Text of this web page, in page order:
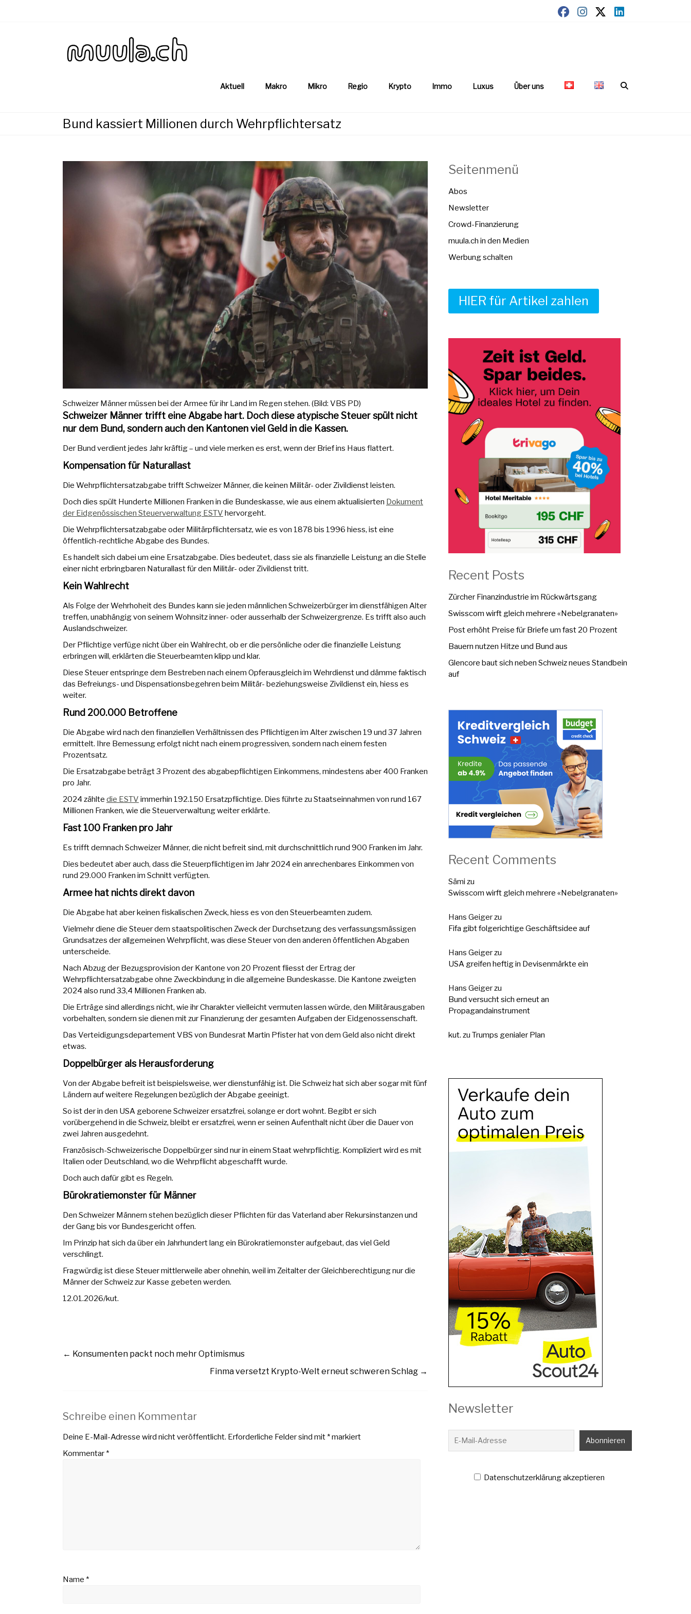
Aktuell Makro Mikro Regio Krypto Immo Luxus Über uns
Bund kassiert Millionen durch Wehrpflichtersatz
Schweizer Männer müssen bei der Armee für ihr Land im Regen stehen. (Bild: VBS PD)
Schweizer Männer trifft eine Abgabe hart. Doch diese atypische Steuer spült nicht
nur dem Bund, sondern auch den Kantonen viel Geld in die Kassen.
Der Bund verdient jedes Jahr kräftig – und viele merken es erst, wenn der Brief ins Haus flattert.
Kompensation für Naturallast
Die Wehrpflichtersatzabgabe trifft Schweizer Männer, die keinen Militär- oder Zivildienst leisten.
Doch dies spült Hunderte Millionen Franken in die Bundeskasse, wie aus einem aktualisierten Dokument
der Eidgenössischen Steuerverwaltung ESTV hervorgeht.
Die Wehrpflichtersatzabgabe oder Militärpflichtersatz, wie es von 1878 bis 1996 hiess, ist eine
öffentlich-rechtliche Abgabe des Bundes.
Es handelt sich dabei um eine Ersatzabgabe. Dies bedeutet, dass sie als finanzielle Leistung an die Stelle
einer nicht erbringbaren Naturallast für den Militär- oder Zivildienst tritt.
Kein Wahlrecht
Als Folge der Wehrhoheit des Bundes kann sie jeden männlichen Schweizerbürger im dienstfähigen Alter
treffen, unabhängig von seinem Wohnsitz inner- oder ausserhalb der Schweizergrenze. Es trifft also auch
Auslandschweizer.
Der Pflichtige verfüge nicht über ein Wahlrecht, ob er die persönliche oder die finanzielle Leistung
erbringen will, erklärten die Steuerbeamten klipp und klar.
Diese Steuer entspringe dem Bestreben nach einem Opferausgleich im Wehrdienst und dämme faktisch
das Befreiungs- und Dispensationsbegehren beim Militär- beziehungsweise Zivildienst ein, hiess es
weiter.
Rund 200.000 Betroffene
Die Abgabe wird nach den finanziellen Verhältnissen des Pflichtigen im Alter zwischen 19 und 37 Jahren
ermittelt. Ihre Bemessung erfolgt nicht nach einem progressiven, sondern nach einem festen
Prozentsatz.
Die Ersatzabgabe beträgt 3 Prozent des abgabepflichtigen Einkommens, mindestens aber 400 Franken
pro Jahr.
2024 zählte die ESTV immerhin 192.150 Ersatzpflichtige. Dies führte zu Staatseinnahmen von rund 167
Millionen Franken, wie die Steuerverwaltung weiter erklärte.
Fast 100 Franken pro Jahr
Es trifft demnach Schweizer Männer, die nicht befreit sind, mit durchschnittlich rund 900 Franken im Jahr.
Dies bedeutet aber auch, dass die Steuerpflichtigen im Jahr 2024 ein anrechenbares Einkommen von
rund 29.000 Franken im Schnitt verfügten.
Armee hat nichts direkt davon
Die Abgabe hat aber keinen fiskalischen Zweck, hiess es von den Steuerbeamten zudem.
Vielmehr diene die Steuer dem staatspolitischen Zweck der Durchsetzung des verfassungsmässigen
Grundsatzes der allgemeinen Wehrpflicht, was diese Steuer von den anderen öffentlichen Abgaben
unterscheide.
Nach Abzug der Bezugsprovision der Kantone von 20 Prozent fliesst der Ertrag der
Wehrpflichtersatzabgabe ohne Zweckbindung in die allgemeine Bundeskasse. Die Kantone zweigten
2024 also rund 33,4 Millionen Franken ab.
Die Erträge sind allerdings nicht, wie ihr Charakter vielleicht vermuten lassen würde, den Militärausgaben
vorbehalten, sondern sie dienen mit zur Finanzierung der gesamten Aufgaben der Eidgenossenschaft.
Das Verteidigungsdepartement VBS von Bundesrat Martin Pfister hat von dem Geld also nicht direkt
etwas.
Doppelbürger als Herausforderung
Von der Abgabe befreit ist beispielsweise, wer dienstunfähig ist. Die Schweiz hat sich aber sogar mit fünf
Ländern auf weitere Regelungen bezüglich der Abgabe geeinigt.
So ist der in den USA geborene Schweizer ersatzfrei, solange er dort wohnt. Begibt er sich
vorübergehend in die Schweiz, bleibt er ersatzfrei, wenn er seinen Aufenthalt nicht über die Dauer von
zwei Jahren ausgedehnt.
Französisch-Schweizerische Doppelbürger sind nur in einem Staat wehrpflichtig. Kompliziert wird es mit
Italien oder Deutschland, wo die Wehrpflicht abgeschafft wurde.
Doch auch dafür gibt es Regeln.
Bürokratiemonster für Männer
Den Schweizer Männern stehen bezüglich dieser Pflichten für das Vaterland aber Rekursinstanzen und
der Gang bis vor Bundesgericht offen.
Im Prinzip hat sich da über ein Jahrhundert lang ein Bürokratiemonster aufgebaut, das viel Geld
verschlingt.
Fragwürdig ist diese Steuer mittlerweile aber ohnehin, weil im Zeitalter der Gleichberechtigung nur die
Männer der Schweiz zur Kasse gebeten werden.
12.01.2026/kut.
← Konsumenten packt noch mehr Optimismus
Finma versetzt Krypto-Welt erneut schweren Schlag →
Schreibe einen Kommentar
Deine E-Mail-Adresse wird nicht veröffentlicht. Erforderliche Felder sind mit*markiert
Kommentar*
Name *
Seitenmenü
Abos
Newsletter
Crowd-Finanzierung
muula.ch in den Medien
Werbung schalten
HIER für Artikel zahlen
Recent Posts
Zürcher Finanzindustrie im Rückwärtsgang
Swisscom wirft gleich mehrere «Nebelgranaten»
Post erhöht Preise für Briefe um fast 20 Prozent
Bauern nutzen Hitze und Bund aus
Glencore baut sich neben Schweiz neues Standbein
auf
Recent Comments
Sämi zu
Swisscom wirft gleich mehrere «Nebelgranaten»
Hans Geigerzu
Fifa gibt folgerichtige Geschäftsidee auf
Hans Geigerzu
USA greifen heftig in Devisenmärkte ein
Hans Geigerzu
Bund versucht sich erneut an
Propagandainstrument
kut. zu Trumps genialer Plan
Newsletter
Datenschutzerklärung akzeptieren